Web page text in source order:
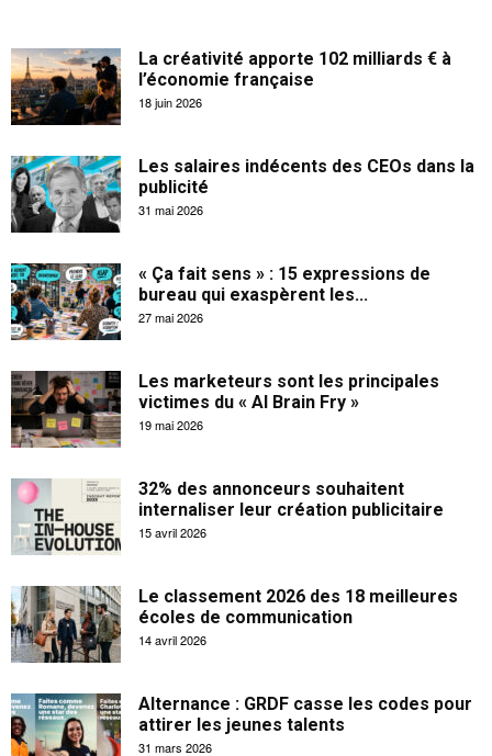
La créativité apporte 102 milliards € à
l’économie française
18 juin 2026
Les salaires indécents des CEOs dans la
publicité
31 mai 2026
« Ça fait sens » : 15 expressions de
bureau qui exaspèrent les...
27 mai 2026
Les marketeurs sont les principales
victimes du « AI Brain Fry »
19 mai 2026
32% des annonceurs souhaitent
internaliser leur création publicitaire
15 avril 2026
Le classement 2026 des 18 meilleures
écoles de communication
14 avril 2026
Alternance : GRDF casse les codes pour
attirer les jeunes talents
31 mars 2026